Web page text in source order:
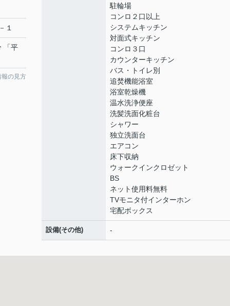
１
「平
報の見方
駐輪場
コンロ２口以上
システムキッチン
対面式キッチン
コンロ３口
カウンターキッチン
バス・トイレ別
追焚機能浴室
浴室乾燥機
温水洗浄便座
洗髪洗面化粧台
シャワー
独立洗面台
エアコン
床下収納
ウォークインクロゼット
BS
ネット使用料無料
TVモニタ付インターホン
宅配ボックス
設備(その他) -